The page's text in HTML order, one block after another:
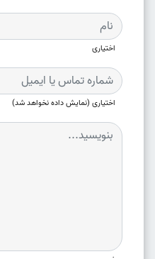
اختیاری
اختیاری (نمایش داده نخواهد شد)